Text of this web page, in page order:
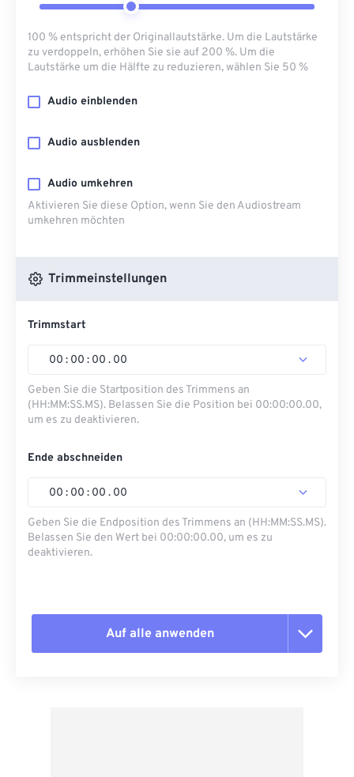
100 % entspricht der Originallautstärke. Um die Lautstärke
zu verdoppeln, erhöhen Sie sie auf 200 %. Um die
Lautstärke um die Hälfte zu reduzieren, wählen Sie 50 %
Audio einblenden
Audio ausblenden
Audio umkehren
Aktivieren Sie diese Option, wenn Sie den Audiostream
umkehren möchten
Trimmeinstellungen
Trimmstart
00 : 00 : 00 . 00
Geben Sie die Startposition des Trimmens an
(HH:MM:SS.MS). Belassen Sie die Position bei 00:00:00.00,
um es zu deaktivieren.
Ende abschneiden
00 : 00 : 00 . 00
Geben Sie die Endposition des Trimmens an (HH:MM:SS.MS).
Belassen Sie den Wert bei 00:00:00.00, um es zu
deaktivieren.
Auf alle anwenden